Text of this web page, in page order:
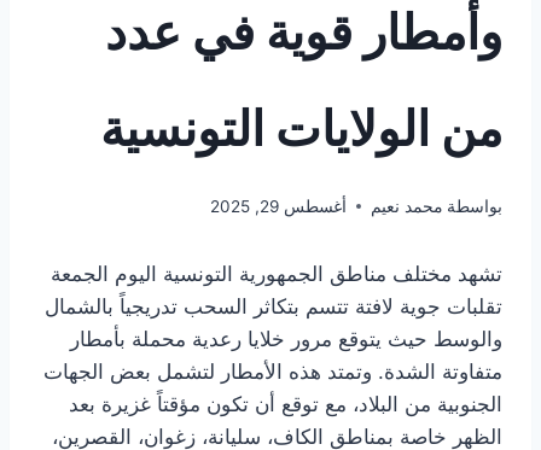
وأمطار قوية في عدد
من الولايات التونسية
بواسطة محمد نعيم أغسطس 29, 2025
تشهد مختلف مناطق الجمهورية التونسية اليوم الجمعة
تقلبات جوية لافتة تتسم بتكاثر السحب تدريجياً بالشمال
والوسط حيث يتوقع مرور خلايا رعدية محملة بأمطار
متفاوتة الشدة. وتمتد هذه الأمطار لتشمل بعض الجهات
الجنوبية من البلاد، مع توقع أن تكون مؤقتاً غزيرة بعد
الظهر خاصة بمناطق الكاف، سليانة، زغوان، القصرين،